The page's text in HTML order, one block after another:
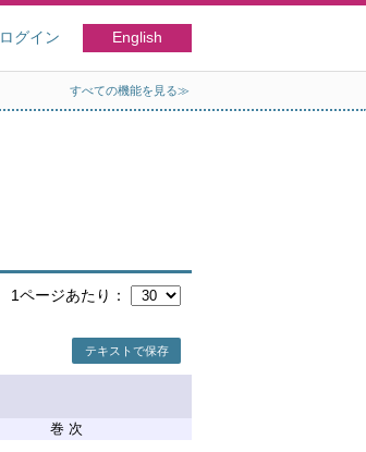
ログイン English
すべての機能を見る≫
1ページあたり
テキストで保存
巻 次